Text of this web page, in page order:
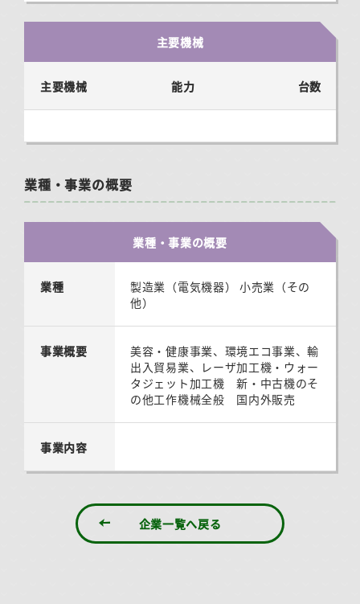
主要機械
主要機械 能力 台数
業種・事業の概要
業種・事業の概要
業種
製造業（電気機器） 小売業（その
他）
事業概要
美容・健康事業、環境エコ事業、輸
出入貿易業、レーザ加工機・ウォー
タジェット加工機 新・中古機のそ
の他工作機械全般 国内外販売
事業内容
企業一覧へ戻る